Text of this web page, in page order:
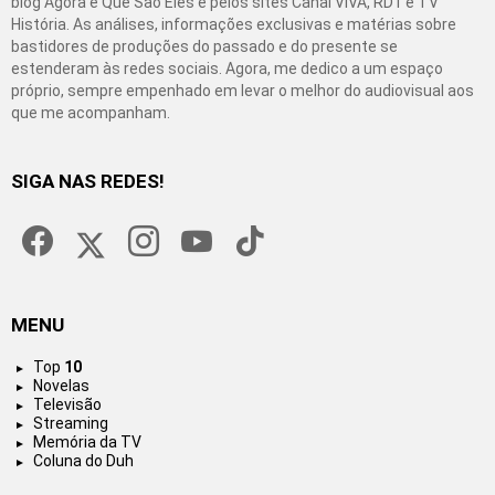
História. As análises, informações exclusivas e matérias sobre
bastidores de produções do passado e do presente se
estenderam às redes sociais. Agora, me dedico a um espaço
próprio, sempre empenhado em levar o melhor do audiovisual aos
que me acompanham.
SIGA NAS REDES!
MENU
Top 10
Novelas
Televisão
Streaming
Memória da TV
Coluna do Duh